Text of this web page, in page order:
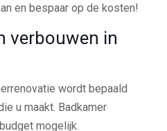
en bespaar op de kosten!
verbouwen in
wordt bepaald
u maakt. Badkamer
mogelijk.